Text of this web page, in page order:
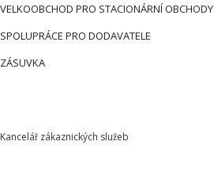
VELKOOBCHOD PRO STACIONÁRNÍ OBCHODY
SPOLUPRÁCE PRO DODAVATELE
ZÁSUVKA
Kancelář zákaznických služeb